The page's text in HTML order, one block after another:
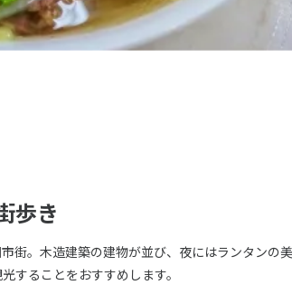
歩き
街。木造建築の建物が並び、夜にはランタンの
することをおすすめします。